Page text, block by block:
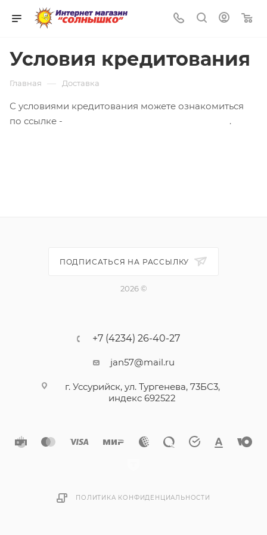
Условия кредитования
Главная — Доставка
С условиями кредитования можете ознакомиться
по ссылке -
.
ПОДПИСАТЬСЯ НА РАССЫЛКУ
2026 ©
+7 (4234) 26-40-27
jan57@mail.ru
г. Уссурийск, ул. Тургенева, 73БС3,
индекс 692522
ПОЛИТИКА КОНФИДЕНЦИАЛЬНОСТИ